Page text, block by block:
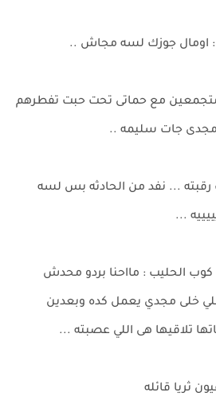
: اومال جوزك لسه مجاش ..
مع حماتى تحت حبت تفطرهم
مجدى جات سليمه ..
... نفد من الحادثه بس لسه
...
الحليب : مااحنا بردو محدش
خلى مجدي يعمل كده وبعدين
تلاقيها هى اللي عصبته ...
ثريا قائله